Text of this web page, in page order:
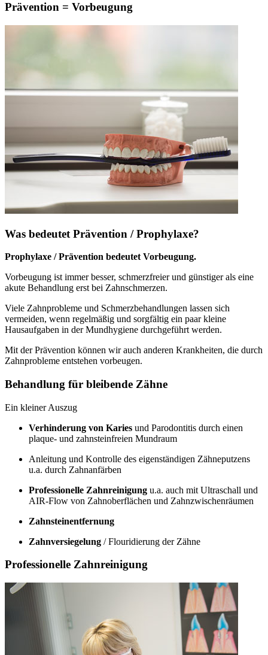
Prävention = Vorbeugung
Was bedeutet Prävention / Prophylaxe?
Prophylaxe / Prävention bedeutet Vorbeugung.
Vorbeugung ist immer besser, schmerzfreier und günstiger als eine
akute Behandlung erst bei Zahnschmerzen.
Viele Zahnprobleme und Schmerzbehandlungen lassen sich
vermeiden, wenn regelmäßig und sorgfältig ein paar kleine
Hausaufgaben in der Mundhygiene durchgeführt werden.
Mit der Prävention können wir auch anderen Krankheiten, die durch
Zahnprobleme entstehen vorbeugen.
Behandlung für bleibende Zähne
Ein kleiner Auszug
Verhinderung von Karies und Parodontitis durch einen
plaque- und zahnsteinfreien Mundraum
Anleitung und Kontrolle des eigenständigen Zähneputzens
u.a. durch Zahnanfärben
Professionelle Zahnreinigung u.a. auch mit Ultraschall und
AIR-Flow von Zahnoberflächen und Zahnzwischenräumen
Zahnsteinentfernung
Zahnversiegelung / Flouridierung der Zähne
Professionelle Zahnreinigung